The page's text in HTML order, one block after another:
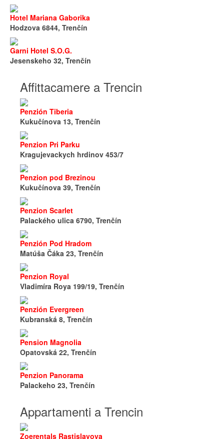
Hotel Mariana Gaborika
Hodzova 6844, Trenčín
Garni Hotel S.O.G.
Jesenskeho 32, Trenčín
Affittacamere a Trencin
Penzión Tiberia
Kukučínova 13, Trenčín
Penzion Pri Parku
Kragujevackych hrdinov 453/7
Penzion pod Brezinou
Kukučínova 39, Trenčín
Penzion Scarlet
Palackého ulica 6790, Trenčín
Penzión Pod Hradom
Matúša Čáka 23, Trenčín
Penzion Royal
Vladimíra Roya 199/19, Trenčín
Penzión Evergreen
Kubranská 8, Trenčín
Pension Magnolia
Opatovská 22, Trenčín
Penzion Panorama
Palackeho 23, Trenčín
Appartamenti a Trencin
Zoerentals Rastislavova